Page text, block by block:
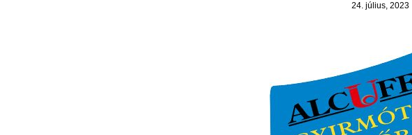
24. július, 2023